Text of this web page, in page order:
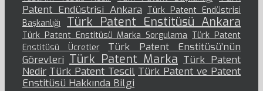
Patent Endüstrisi Ankara Türk Patent Endüstrisi
Başkanlığı
Türk Patent Enstitüsü Ankara
Türk Patent Enstitüsü Marka Sorgulama Türk Patent
Enstitüsü Ücretler
Türk Patent Enstitüsü’nün
Görevleri Türk Patent Marka Türk Patent
Nedir Türk Patent Tescil Türk Patent ve Patent
Enstitüsü Hakkında Bilgi